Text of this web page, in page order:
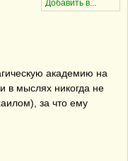
академию на
в мыслях никогда не
за что ему